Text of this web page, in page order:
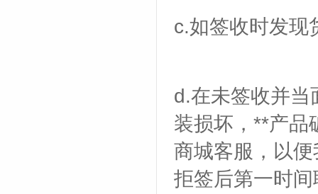
c.如签收时发现
d.在未签收并当
装损坏，**产品
商城客服，以
拒签后第一时